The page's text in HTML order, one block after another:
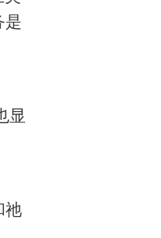
是
显
祂